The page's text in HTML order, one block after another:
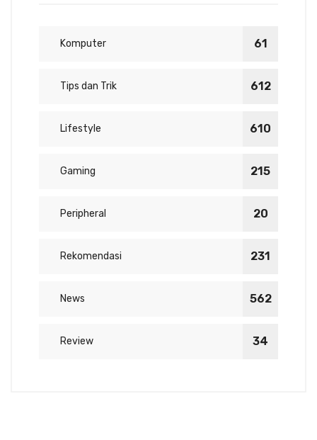
Komputer 61
Tips dan Trik 612
Lifestyle 610
Gaming 215
Peripheral 20
Rekomendasi 231
News 562
Review 34